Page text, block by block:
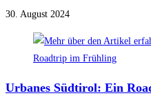
30. August 2024
Urbanes Südtirol: Ein